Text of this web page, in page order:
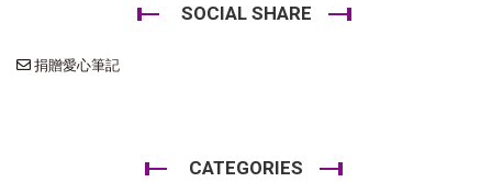
SOCIAL SHARE
捐贈愛心筆記
CATEGORIES